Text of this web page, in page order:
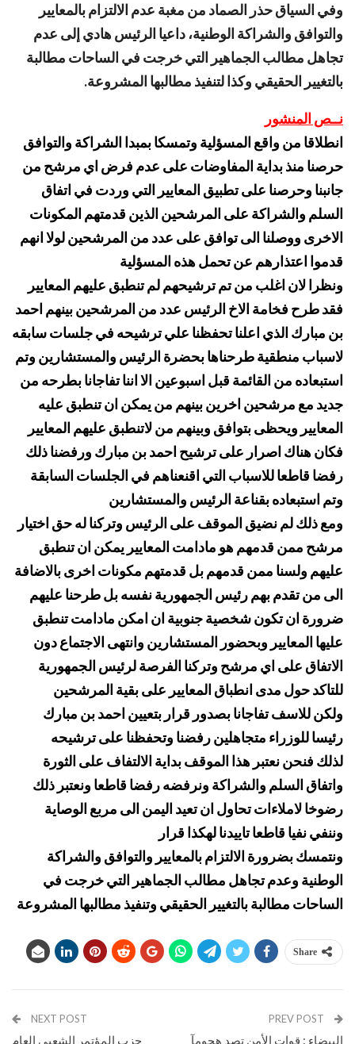
وفي السياق حذر الصماد من مغبة عدم الالتزام بالمعايير
والتوافق والشراكة الوطنية، داعيا الرئيس هادي إلى عدم
تجاهل مطالب الجماهير التي خرجت في الساحات مطالبة
بالتغيير الحقيقي وكذا لتنفيذ مطالبها المشروعة.
نــص المنشور
انطلاقا من واقع المسؤلية وتمسكا بمبدا الشراكة والتوافق
حرصنا منذ بداية المفاوضات على عدم فرض اي مرشح من
جانبنا وحرصنا على تطبيق المعايير التي وردت في اتفاق
السلم والشراكة على المرشحين الذين قدمتهم المكونات
الاخرى ووصلنا الى توافق على عدد من المرشحين لولا انهم
قدموا اعتذارهم عن تحمل هذه المسؤلية
ونظرا لان اغلب من تم ترشيحهم لم تنطبق عليهم المعايير
فقد طرح فخامة الاخ الرئيس عدد من المرشحين بينهم احمد
بن مبارك الذي اعلنا تحفظنا علي ترشيحه في جلسات سابقه
لاسباب منطقية طرحناها بحضرة الرئيس والمستشارين وتم
استبعاده من القائمة قبل اسبوعين الا اننا تفاجانا بطرحه من
جديد مع مرشحين اخرين بينهم من يمكن ان تنطبق عليه
المعايير ويحظى بتوافق وبينهم من لاتنطبق عليهم المعايير
فكان هناك اصرار على ترشيح احمد بن مبارك ورفضنا ذلك
رفضا قاطعا للاسباب التي اقنعناهم في الجلسات السابقة
وتم استبعاده بقناعة الرئيس والمستشارين
ومع ذلك لم نضيق الموقف على الرئيس وتركنا له حق اختيار
مرشح ممن قدمهم هو مادامت المعايير يمكن ان تنطبق
عليهم ولسنا ممن قدمهم بل قدمتهم مكونات اخرى بالاضافة
الى من تقدم بهم رئيس الجمهورية نفسه بل طرحنا عليهم
ضرورة ان تكون شخصية جنوبية ان امكن مادامت تنطبق
عليها المعايير وبحضور المستشارين وانتهى الاجتماع دون
الاتفاق على اي مرشح وتركنا الفرصة لرئيس الجمهورية
للتاكد حول مدى انطباق المعايير على بقية المرشحين
ولكن للاسف تفاجانا بصدور قرار بتعيين احمد بن مبارك
رئيسا للوزراء متجاهلين رفضنا وتحفظنا على ترشيحه
لذلك فنحن نعتبر هذا الموقف بداية الالتفاف على الثورة
واتفاق السلم والشراكة ونرفضه رفضا قاطعا ونعتبر ذلك
رضوخا لاملاءات تحاول ان تعيد اليمن الى مربع الوصاية
وننفي نفيا قاطعا تاييدنا لهكذا قرار
ونتمسك بضرورة الالتزام بالمعايير والتوافق والشراكة
الوطنية وعدم تجاهل مطالب الجماهير التي خرجت في
الساحات مطالبة بالتغيير الحقيقي وتنفيذ مطالبها المشروعة
Share
البيضاء : قوات الأمن تصد هجومآ
NEXT POST
حزب المؤتمر الشعبي العام